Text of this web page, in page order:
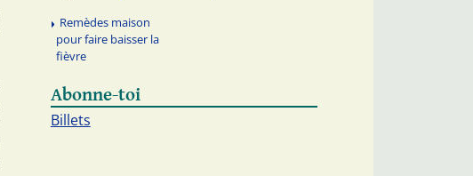
Remèdes maison
pour faire baisser la
fièvre
Abonne-toi
Billets